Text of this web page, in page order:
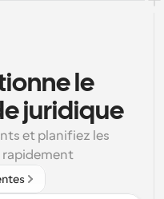
avec des appels
l'IA
nouvelles et mises à
minutes
le
juridique
et planifiez les
rapidement